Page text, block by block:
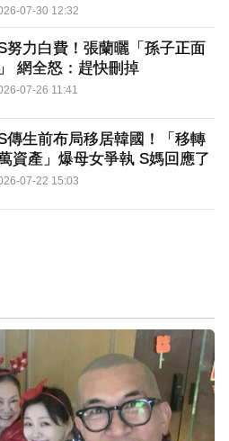
07-30 12:32
努力白費！張蘭曬「孫子正面
網全怒：趕快刪掉
07-26 11:41
傳生前布局移居韓國！「移轉
資產」爆母女爭執 S媽回應了
07-22 15:03